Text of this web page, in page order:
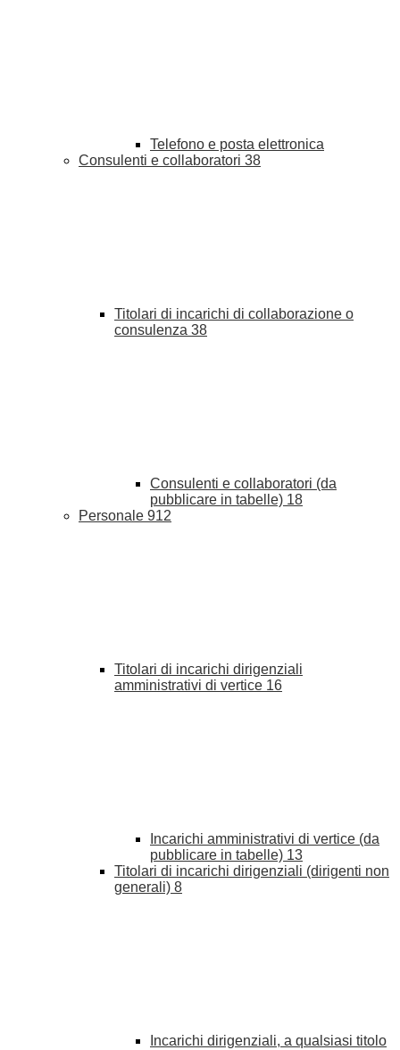
Telefono e posta elettronica
Consulenti e collaboratori 38
Titolari di incarichi di collaborazione o
consulenza 38
Consulenti e collaboratori (da
pubblicare in tabelle) 18
Personale 912
Titolari di incarichi dirigenziali
amministrativi di vertice 16
Incarichi amministrativi di vertice (da
pubblicare in tabelle) 13
Titolari di incarichi dirigenziali (dirigenti non
generali) 8
Incarichi dirigenziali, a qualsiasi titolo